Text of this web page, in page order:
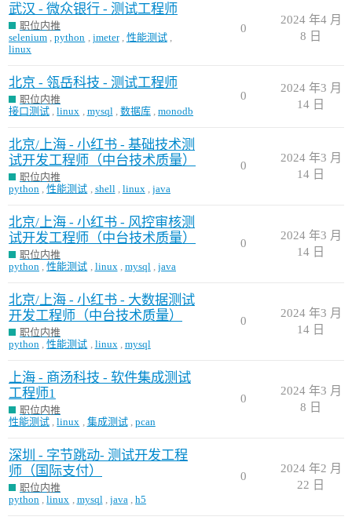
武汉 - 微众银行 - 测试工程师
职位内推
selenium ,python , jmeter , 性能测试 ,
linux
0
2024 年4 月
8 日
北京 - 瓴岳科技 - 测试工程师
职位内推
接口测试 ,linux , mysql , 数据库 ,monodb
0
2024 年3 月
14 日
北京/上海 - 小红书 - 基础技术测
试开发工程师（中台技术质量）
职位内推
python ,性能测试 , shell , linux ,java
0
2024 年3 月
14 日
北京/上海 - 小红书 - 风控审核测
试开发工程师（中台技术质量）
职位内推
python ,性能测试 , linux , mysql ,java
0
2024 年3 月
14 日
北京/上海 - 小红书 - 大数据测试
开发工程师（中台技术质量）
职位内推
python ,性能测试 , linux , mysql
0
2024 年3 月
14 日
上海 - 商汤科技 - 软件集成测试
工程师1
职位内推
性能测试 ,linux , 集成测试 , pcan
0
2024 年3 月
8 日
深圳 - 字节跳动- 测试开发工程
师（国际支付）
职位内推
python ,linux , mysql , java ,h5
0
2024 年2 月
22 日